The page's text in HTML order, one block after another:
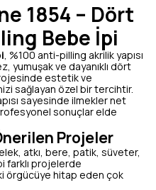
1854 – Dört
Bebe İpi
, %100 anti-pilling akrilik yapısı
yumuşak ve dayanıklı dört
estetik ve
sağlayan özel bir tercihtir.
sayesinde ilmekler net
sonuçlar elde
Projeler
atkı, bere, patik, süveter,
farklı projelerde
örgücüye hitap eden çok